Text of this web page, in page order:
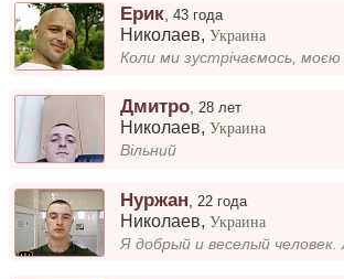
Ерик ,43 года
Николаев,Украина
Дмитро 28 лет
Николаев,Украина
Вільний
Нуржан 22 года
Николаев,Украина